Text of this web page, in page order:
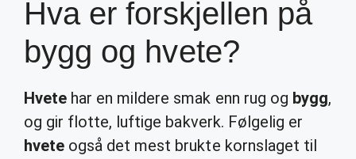
Hva er forskjellen på
bygg og hvete?
Hvete har en mildere smak enn rug og bygg,
og gir flotte, luftige bakverk. Følgelig er
hvete også det mest brukte kornslaget til